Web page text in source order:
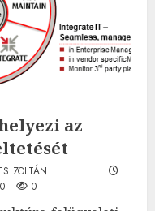
az
ZOLTÁN
0 0